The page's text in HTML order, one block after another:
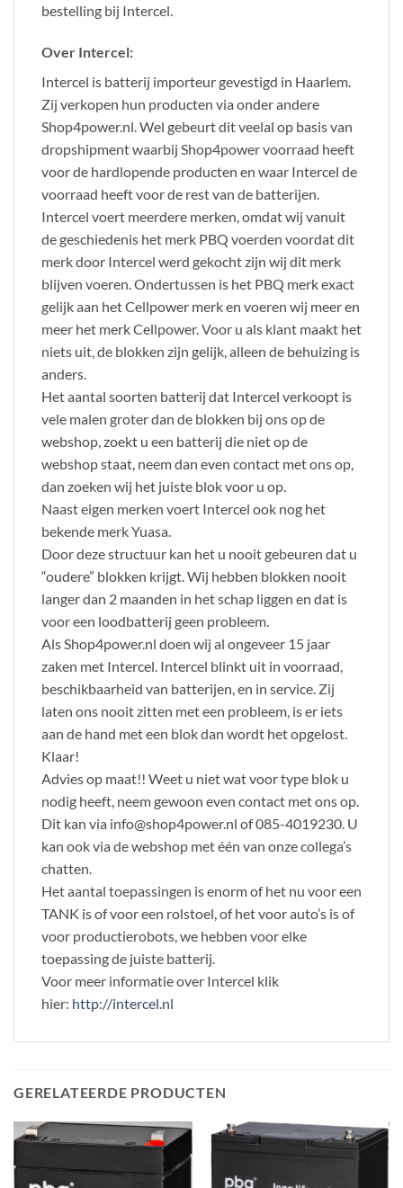
bestelling bij Intercel.
Over Intercel:
Intercel is batterij importeur gevestigd in Haarlem.
Zij verkopen hun producten via onder andere
Shop4power.nl. Wel gebeurt dit veelal op basis van
dropshipment waarbij Shop4power voorraad heeft
voor de hardlopende producten en waar Intercel de
voorraad heeft voor de rest van de batterijen.
Intercel voert meerdere merken, omdat wij vanuit
de geschiedenis het merk PBQ voerden voordat dit
merk door Intercel werd gekocht zijn wij dit merk
blijven voeren. Ondertussen is het PBQ merk exact
gelijk aan het Cellpower merk en voeren wij meer en
meer het merk Cellpower. Voor u als klant maakt het
niets uit, de blokken zijn gelijk, alleen de behuizing is
anders.
Het aantal soorten batterij dat Intercel verkoopt is
vele malen groter dan de blokken bij ons op de
webshop, zoekt u een batterij die niet op de
webshop staat, neem dan even contact met ons op,
dan zoeken wij het juiste blok voor u op.
Naast eigen merken voert Intercel ook nog het
bekende merk Yuasa.
Door deze structuur kan het u nooit gebeuren dat u
“oudere” blokken krijgt. Wij hebben blokken nooit
langer dan 2 maanden in het schap liggen en dat is
voor een loodbatterij geen probleem.
Als Shop4power.nl doen wij al ongeveer 15 jaar
zaken met Intercel. Intercel blinkt uit in voorraad,
beschikbaarheid van batterijen, en in service. Zij
laten ons nooit zitten met een probleem, is er iets
aan de hand met een blok dan wordt het opgelost.
Klaar!
Advies op maat!! Weet u niet wat voor type blok u
nodig heeft, neem gewoon even contact met ons op.
Dit kan via info@shop4power.nl of 085-4019230. U
kan ook via de webshop met één van onze collega’s
chatten.
Het aantal toepassingen is enorm of het nu voor een
TANK is of voor een rolstoel, of het voor auto’s is of
voor productierobots, we hebben voor elke
toepassing de juiste batterij.
Voor meer informatie over Intercel klik
hier: http://intercel.nl
GERELATEERDE PRODUCTEN